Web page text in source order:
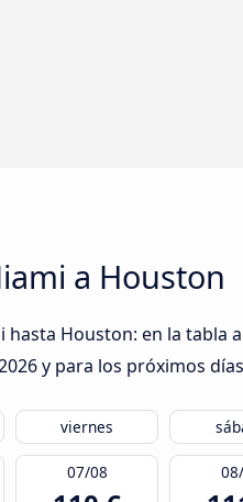
a Houston
Houston: en la tabla
y para los próximos
viernes
07/08